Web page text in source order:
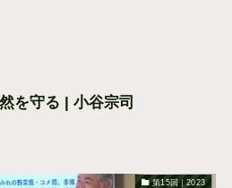
を守る | 小谷宗司
第15回｜2023